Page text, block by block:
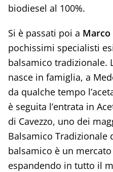
biodiesel al 100%.
Si è passati poi a Marco
pochissimi specialisti
balsamico tradizionale.
nasce in famiglia, a
da qualche tempo
è seguita l’entrata in
di Cavezzo, uno dei
Balsamico Tradizionale
balsamico è un
espandendo in tutto il